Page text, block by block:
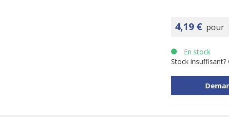
4,19 € pour
En stock
Stock insuffisant?